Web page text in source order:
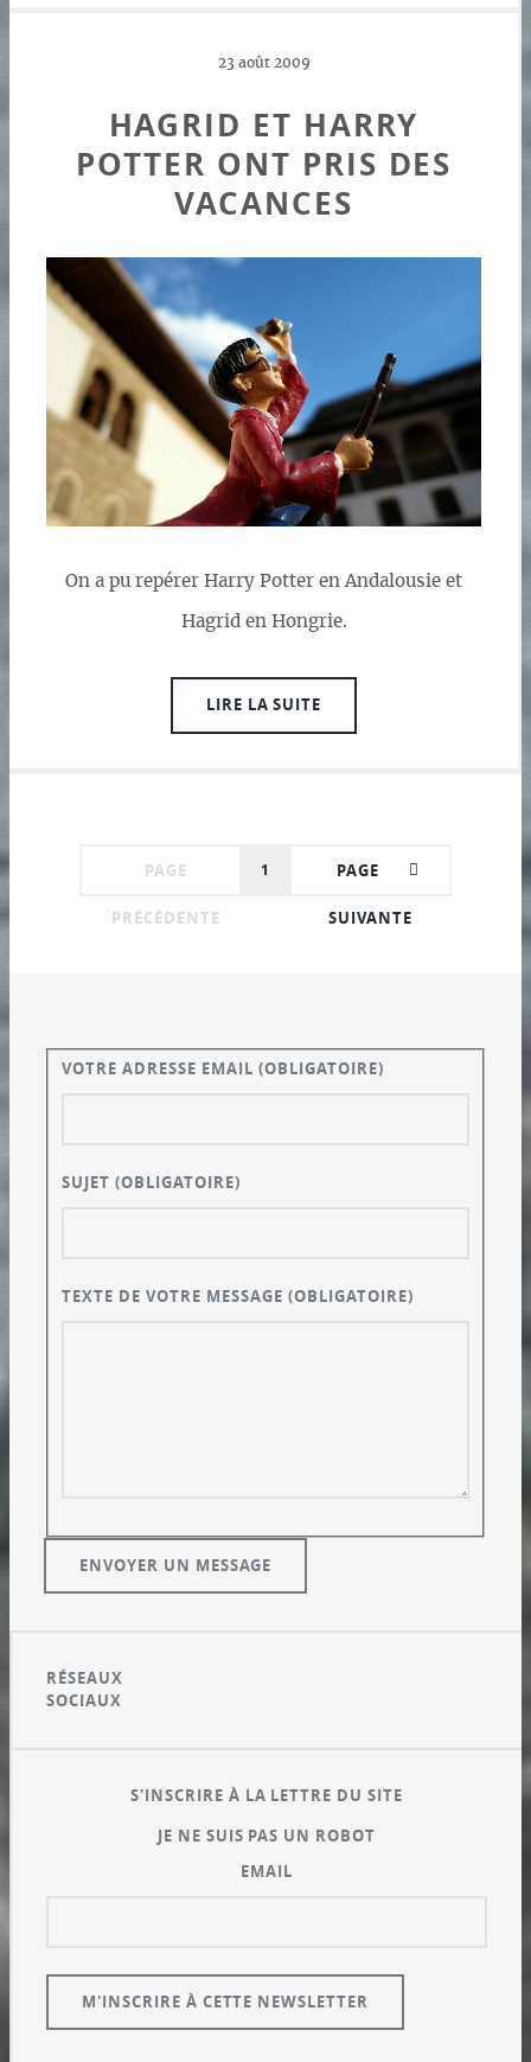
23 août 2009
HAGRID ET HARRY
POTTER ONT PRIS DES
VACANCES
On a pu repérer Harry Potter en Andalousie et
Hagrid en Hongrie.
LIRE LA SUITE
PAGE
PRÉCÉDENTE
1 PAGE
SUIVANTE
VOTRE ADRESSE EMAIL(OBLIGATOIRE)
SUJET(OBLIGATOIRE)
TEXTE DE VOTRE MESSAGE(OBLIGATOIRE)
RÉSEAUX
SOCIAUX
S'INSCRIRE À LA LETTRE DU SITE
JE NE SUIS PAS UN ROBOT
EMAIL